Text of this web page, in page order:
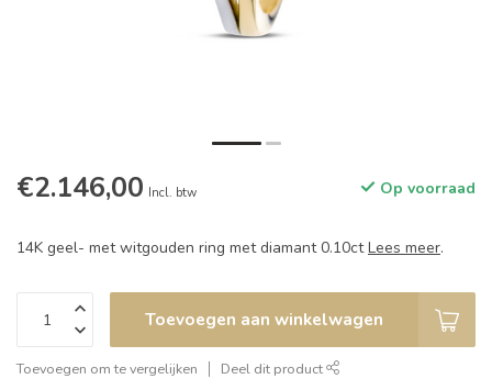
€2.146,00 Incl. btw Op voorraad
14K geel- met witgouden ring met diamant 0.10ctLees meer.
Toevoegen aan winkelwagen
Toevoegen om te vergelijken Deel dit product